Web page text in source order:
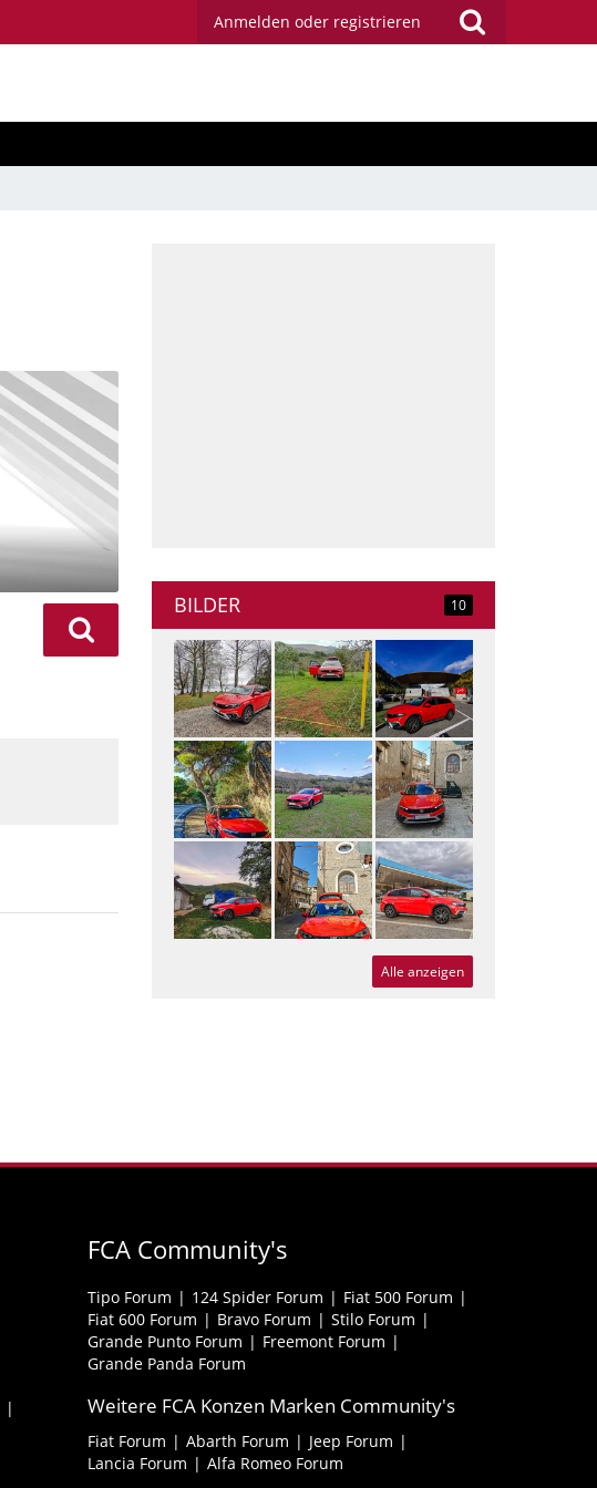
Anmelden oder registrieren
BILDER 10
Alle anzeigen
FCA Community's
Tipo Forum 124 Spider Forum
Fiat 500 Forum
Fiat 600 Forum
Bravo Forum
Stilo Forum
Grande Punto Forum
Freemont Forum
Grande Panda Forum
Weitere FCA Konzen Marken Community's
Fiat Forum Abarth Forum
Jeep Forum
Lancia Forum
Alfa Romeo Forum